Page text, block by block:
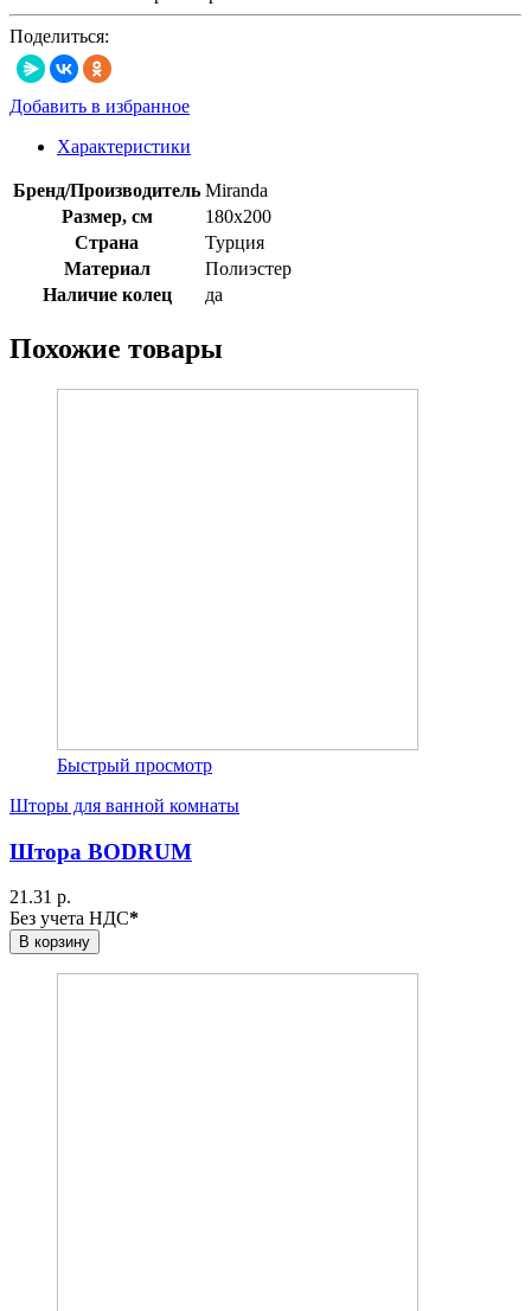
Поделиться:
Добавить в избранное
Характеристики
Бренд/Производитель Miranda
Размер, см
180х200
Страна
Турция
Материал
Полиэстер
Наличие колец
да
Похожие товары
Быстрый просмотр
Шторы для ванной комнаты
Штора BODRUM
21.31 р.
Без учета НДС*
В корзину